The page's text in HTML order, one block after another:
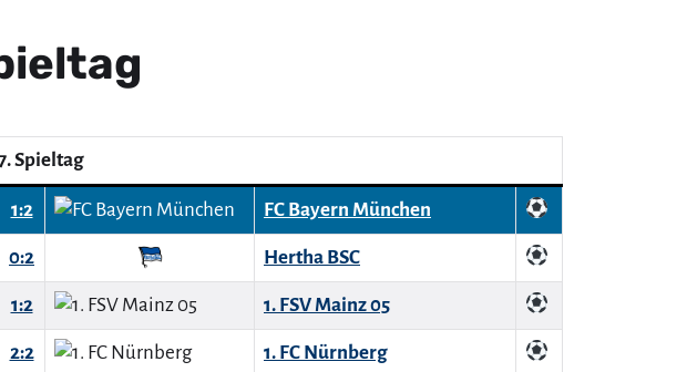
Spieltag
1:2 FC Bayern München
0:2 Hertha BSC
1:2 1. FSV Mainz 05
2:2 1. FC Nürnberg